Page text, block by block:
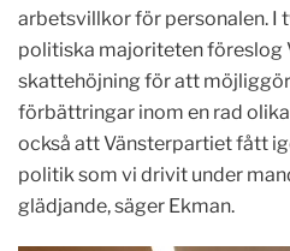
arbetsvillkor för personalen. I
politiska majoriteten föreslog
skattehöjning för att
förbättringar inom en rad
också att Vänsterpartiet fått
politik som vi drivit under
glädjande, säger Ekman.